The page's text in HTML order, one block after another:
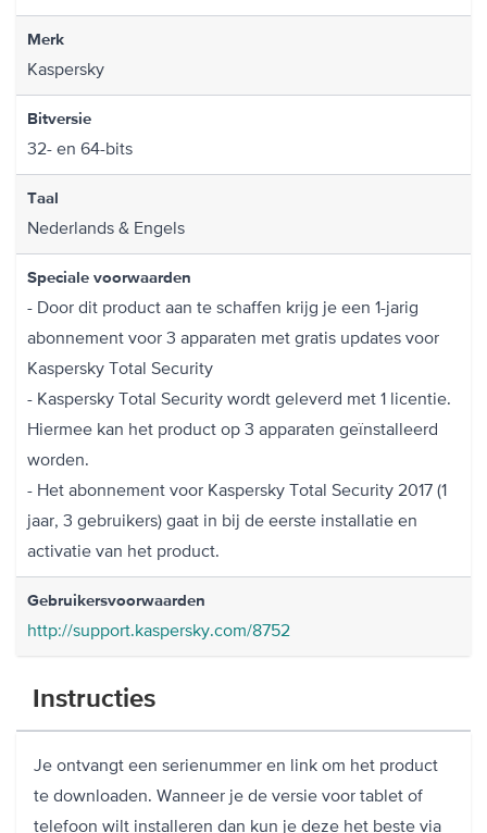
Merk
Kaspersky
Bitversie
32- en 64-bits
Taal
Nederlands & Engels
Speciale voorwaarden
- Door dit product aan te schaffen krijg je een 1-jarig
abonnement voor 3 apparaten met gratis updates voor
Kaspersky Total Security
- Kaspersky Total Security wordt geleverd met 1 licentie.
Hiermee kan het product op 3 apparaten geïnstalleerd
worden.
- Het abonnement voor Kaspersky Total Security 2017 (1
jaar, 3 gebruikers) gaat in bij de eerste installatie en
activatie van het product.
Gebruikersvoorwaarden
http://support.kaspersky.com/8752
Instructies
Je ontvangt een serienummer en link om het product
te downloaden. Wanneer je de versie voor tablet of
telefoon wilt installeren dan kun je deze het beste via